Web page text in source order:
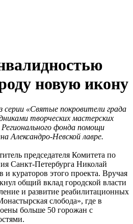
новую икону
серии «Святые покровители града
творческих мастерских
фонда помощи
Александро-Невской лавре.
председателя Комитета по
Санкт‑Петербурга Николай
и кураторов этого проекта. Вручая
общий вклад городской власти
и развитие реабилитационных
слобода», где в
больше 50 горожан с